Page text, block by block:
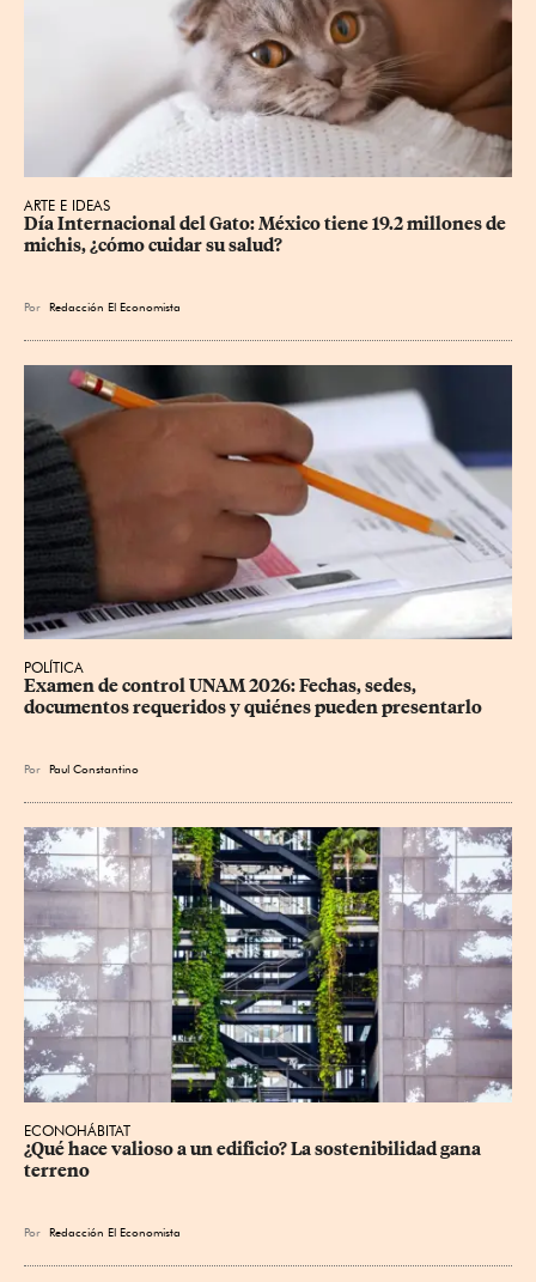
ARTE E IDEAS
Día Internacional del Gato: México tiene 19.2 millones de
michis, ¿cómo cuidar su salud?
Por Redacción El Economista
POLÍTICA
Examen de control UNAM 2026: Fechas, sedes,
documentos requeridos y quiénes pueden presentarlo
Por Paul Constantino
ECONOHÁBITAT
¿Qué hace valioso a un edificio? La sostenibilidad gana
terreno
Por Redacción El Economista